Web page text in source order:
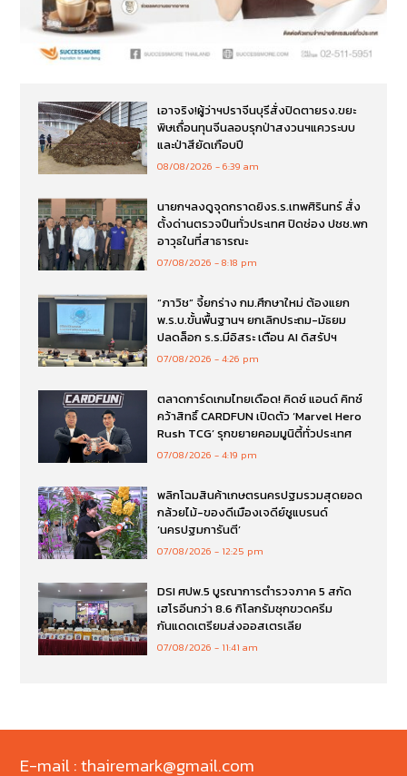
เอาจริง!ผู้ว่าฯปราจีนบุรีสั่งปิดตายรง.ขยะ
พิษเถื่อนทุนจีนลอบรุกป่าสงวนฯแควระบบ
และป่าสียัดเกือบปี
08/08/2026 6:39 am
นายกฯลงดูจุดกราดยิงร.ร.เทพศิรินทร์ สั่ง
ตั้งด่านตรวจปืนทั่วประเทศ ปิดช่อง ปชช.พก
อาวุธในที่สาธารณะ
07/08/2026 8:18 pm
“ภาวิช” จี้ยกร่าง กม.ศึกษาใหม่ ต้องแยก
พ.ร.บ.ขั้นพื้นฐานฯ ยกเลิกประถม-มัธยม
ปลดล็อก ร.ร.มีอิสระ เตือน AI ดิสรัปฯ
07/08/2026 4:26 pm
ตลาดการ์ดเกมไทยเดือด! คิดซ์ แอนด์ คิทซ์
คว้าสิทธิ์ CARDFUN เปิดตัว ‘Marvel Hero
Rush TCG’ รุกขยายคอมมูนิตี้ทั่วประเทศ
07/08/2026 4:19 pm
พลิกโฉมสินค้าเกษตรนครปฐมรวมสุดยอด
กล้วยไม้-ของดีเมืองเจดีย์ชูแบรนด์
‘นครปฐมการันตี’
07/08/2026 12:25 pm
DSI ศปพ.5 บูรณาการตำรวจภาค 5 สกัด
เฮโรอีนกว่า 8.6 กิโลกรัมซุกขวดครีม
กันแดดเตรียมส่งออสเตรเลีย
07/08/2026 11:41 am
E-mail : thairemark@gmail.com